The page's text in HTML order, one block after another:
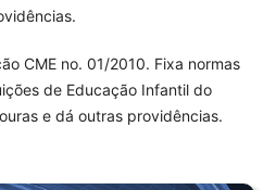
CME no. 01/2010. Fixa normas
de Educação Infantil do
e dá outras providências.